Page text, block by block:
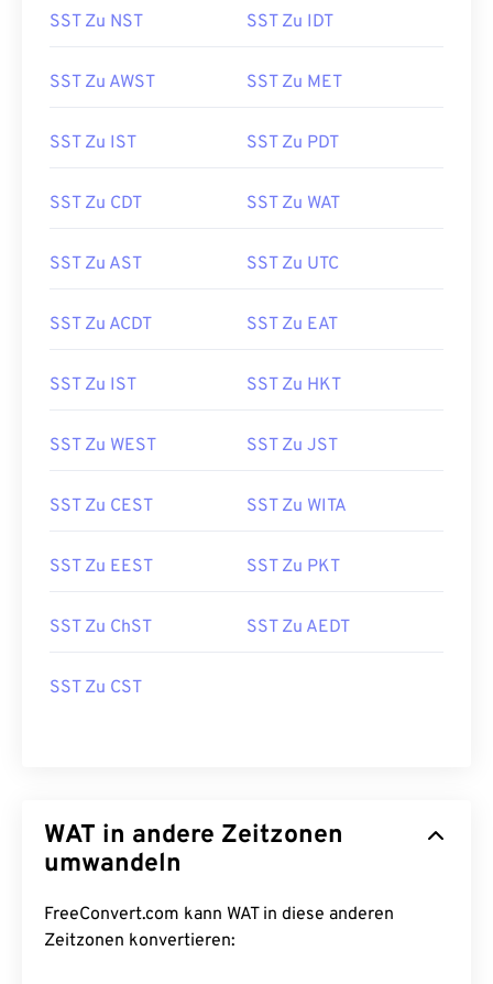
SST Zu NST SST Zu IDT
SST Zu AWST SST Zu MET
SST Zu IST SST Zu PDT
SST Zu CDT SST Zu WAT
SST Zu AST SST Zu UTC
SST Zu ACDT SST Zu EAT
SST Zu IST SST Zu HKT
SST Zu WEST SST Zu JST
SST Zu CEST SST Zu WITA
SST Zu EEST SST Zu PKT
SST Zu ChST SST Zu AEDT
SST Zu CST
WAT in andere Zeitzonen
umwandeln
FreeConvert.com kann WAT in diese anderen
Zeitzonen konvertieren: